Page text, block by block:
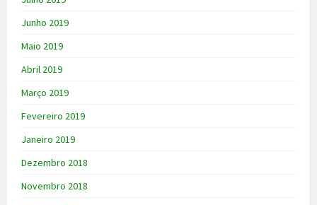
Junho 2019
Maio 2019
Abril 2019
Março 2019
Fevereiro 2019
Janeiro 2019
Dezembro 2018
Novembro 2018